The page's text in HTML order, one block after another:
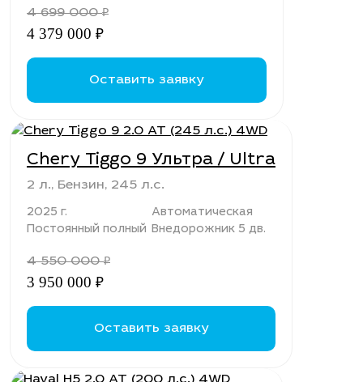
4 699 000₽
4 379 000 ₽
Оставить заявку
Chery Tiggo 9 Ультра / Ultra
2 л., Бензин, 245 л.с.
2025 г.
Постоянный полный
Автоматическая
Внедорожник 5 дв.
4 550 000₽
3 950 000 ₽
Оставить заявку